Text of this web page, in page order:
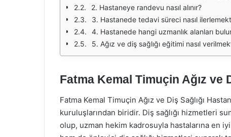
2. Hastaneye randevu nasıl alınır?
3. Hastanede tedavi süreci nasıl
4. Hastanede hangi uzmanlık alanları
5. Ağız ve diş sağlığı eğitimi nasıl
Fatma Kemal Timuçin Ağız ve
Fatma Kemal Timuçin Ağız ve Diş Sağlığı
kuruluşlarından biridir. Diş sağlığı hizmetleri
olup, uzman hekim kadrosuyla hastalarına en